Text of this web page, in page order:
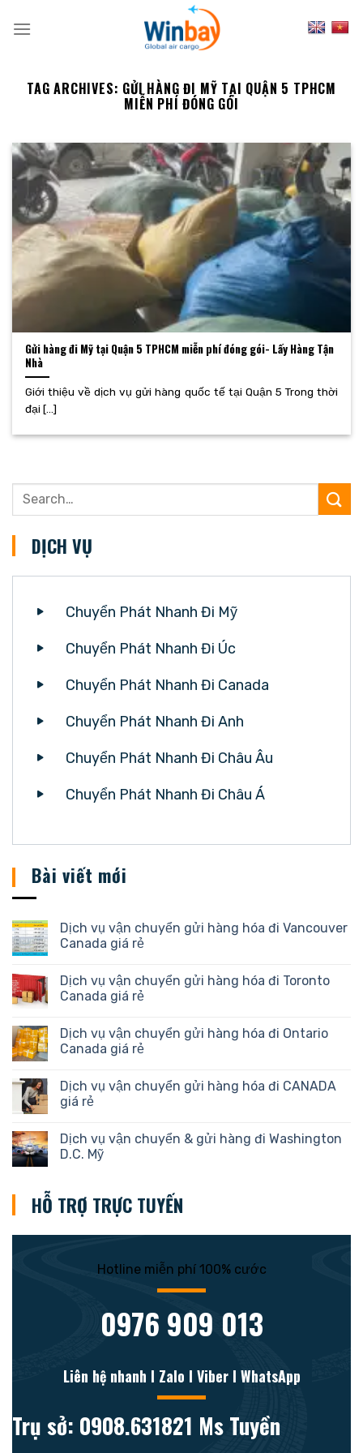
TAG ARCHIVES: GỬI HÀNG ĐI MỸ TẠI QUẬN 5 TPHCM
MIỄN PHÍ ĐÓNG GÓI
Gửi hàng đi Mỹ tại Quận 5 TPHCM miễn phí đóng gói- Lấy Hàng Tận
Nhà
Giới thiệu về dịch vụ gửi hàng quốc tế tại Quận 5 Trong thời
đại [...]
DỊCH VỤ
Chuyển Phát Nhanh Đi Mỹ
Chuyển Phát Nhanh Đi Úc
Chuyển Phát Nhanh Đi Canada
Chuyển Phát Nhanh Đi Anh
Chuyển Phát Nhanh Đi Châu Âu
Chuyển Phát Nhanh Đi Châu Á
Bài viết mới
Dịch vụ vận chuyển gửi hàng hóa đi Vancouver
Canada giá rẻ
Dịch vụ vận chuyển gửi hàng hóa đi Toronto
Canada giá rẻ
Dịch vụ vận chuyển gửi hàng hóa đi Ontario
Canada giá rẻ
Dịch vụ vận chuyển gửi hàng hóa đi CANADA
giá rẻ
Dịch vụ vận chuyển & gửi hàng đi Washington
D.C. Mỹ
HỖ TRỢ TRỰC TUYẾN
Hotline miễn phí 100% cước
0976 909 013
Liên hệ nhanh l Zalo l Viber l WhatsApp
Trụ sở: 0908.631821 Ms Tuyền